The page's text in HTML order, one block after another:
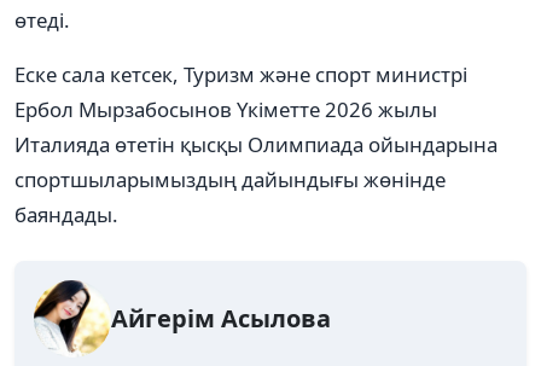
өтеді.
Еске сала кетсек, Туризм және спорт министрі
Ербол Мырзабосынов Үкіметте 2026 жылы
Италияда өтетін қысқы Олимпиада ойындарына
спортшыларымыздың дайындығы жөнінде
баяндады.
Айгерім Асылова